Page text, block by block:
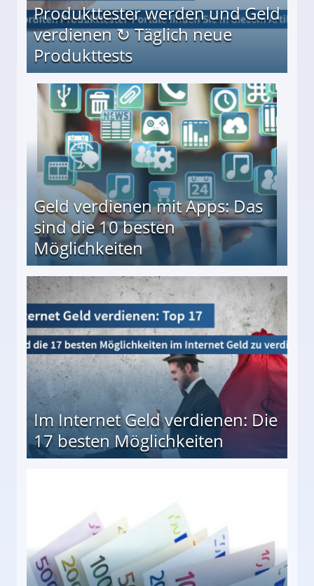
Produkttester werden und Geld
verdienen ↻ Täglich neue
Produkttests
↻ Täglich neue Produkttests
Geld verdienen mit Apps: Das
sind die 10 besten
Möglichkeiten
besten Möglichkeiten
Im Internet Geld verdienen: Die
17 besten Möglichkeiten